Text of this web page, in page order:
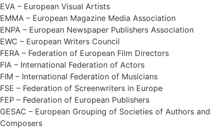
EVA – European Visual Artists
EMMA – European Magazine Media Association
ENPA – European Newspaper Publishers Association
EWC – European Writers Council
FERA – Federation of European Film Directors
FIA – International Federation of Actors
FIM – International Federation of Musicians
FSE – Federation of Screenwriters in Europe
FEP – Federation of European Publishers
GESAC – European Grouping of Societies of Authors and
Composers